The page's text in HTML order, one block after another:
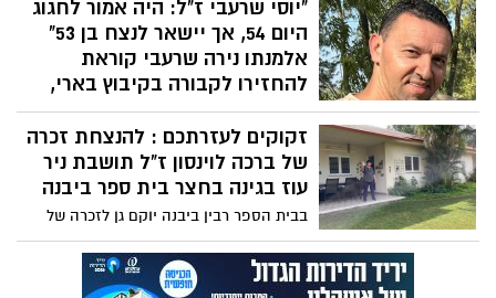
חייו
דוד (צאלים), מנהלות מחלקת יישובים
וצמיחה דמוגרפית במועצה האזורית אשכול.
המחלקה, שהתרחבה לאחרונה בעקבות גידול
בצרכים העולים מהשטח, פועלת בשיתוף
פעולה הדוק עם יישובי המועצה על מנת לתת
היישובים.
"יוסי שרעבי ז"ל: היה אמור לחגוג
היום 54, אך יישאר לנצח בן 53"
אלמנתו נירה שרעבי קוראת
להחזירו לקבורה בקיבוץ בארי,
יחד עם כל החטופים
יוסי שרעבי ז"ל נולד ב16.9.1970, היום היה צריך
להיות בן 54, נירה שרעבי, אלמנתו של יוסי,
שנחטף מקיבוץ בארי ונרצח בשבי כותבת על
זקוקים לעזרתכם : להנצחת זכרה
של ברכה לוינסון ז"ל תושבת ניר
עוז בגינה בחצר בית ספר ביבנה
בבית הספר רבין ביבנה יוקם גן לזכרה של
ברכה לוינסון ז"ל שנרצחה בקיבוץ ניר עוז ב7
באוקטובר. נכדתה מור פרסמה קול קורא
לשיתוף פעולה עם גננים ואנשי מקצוע